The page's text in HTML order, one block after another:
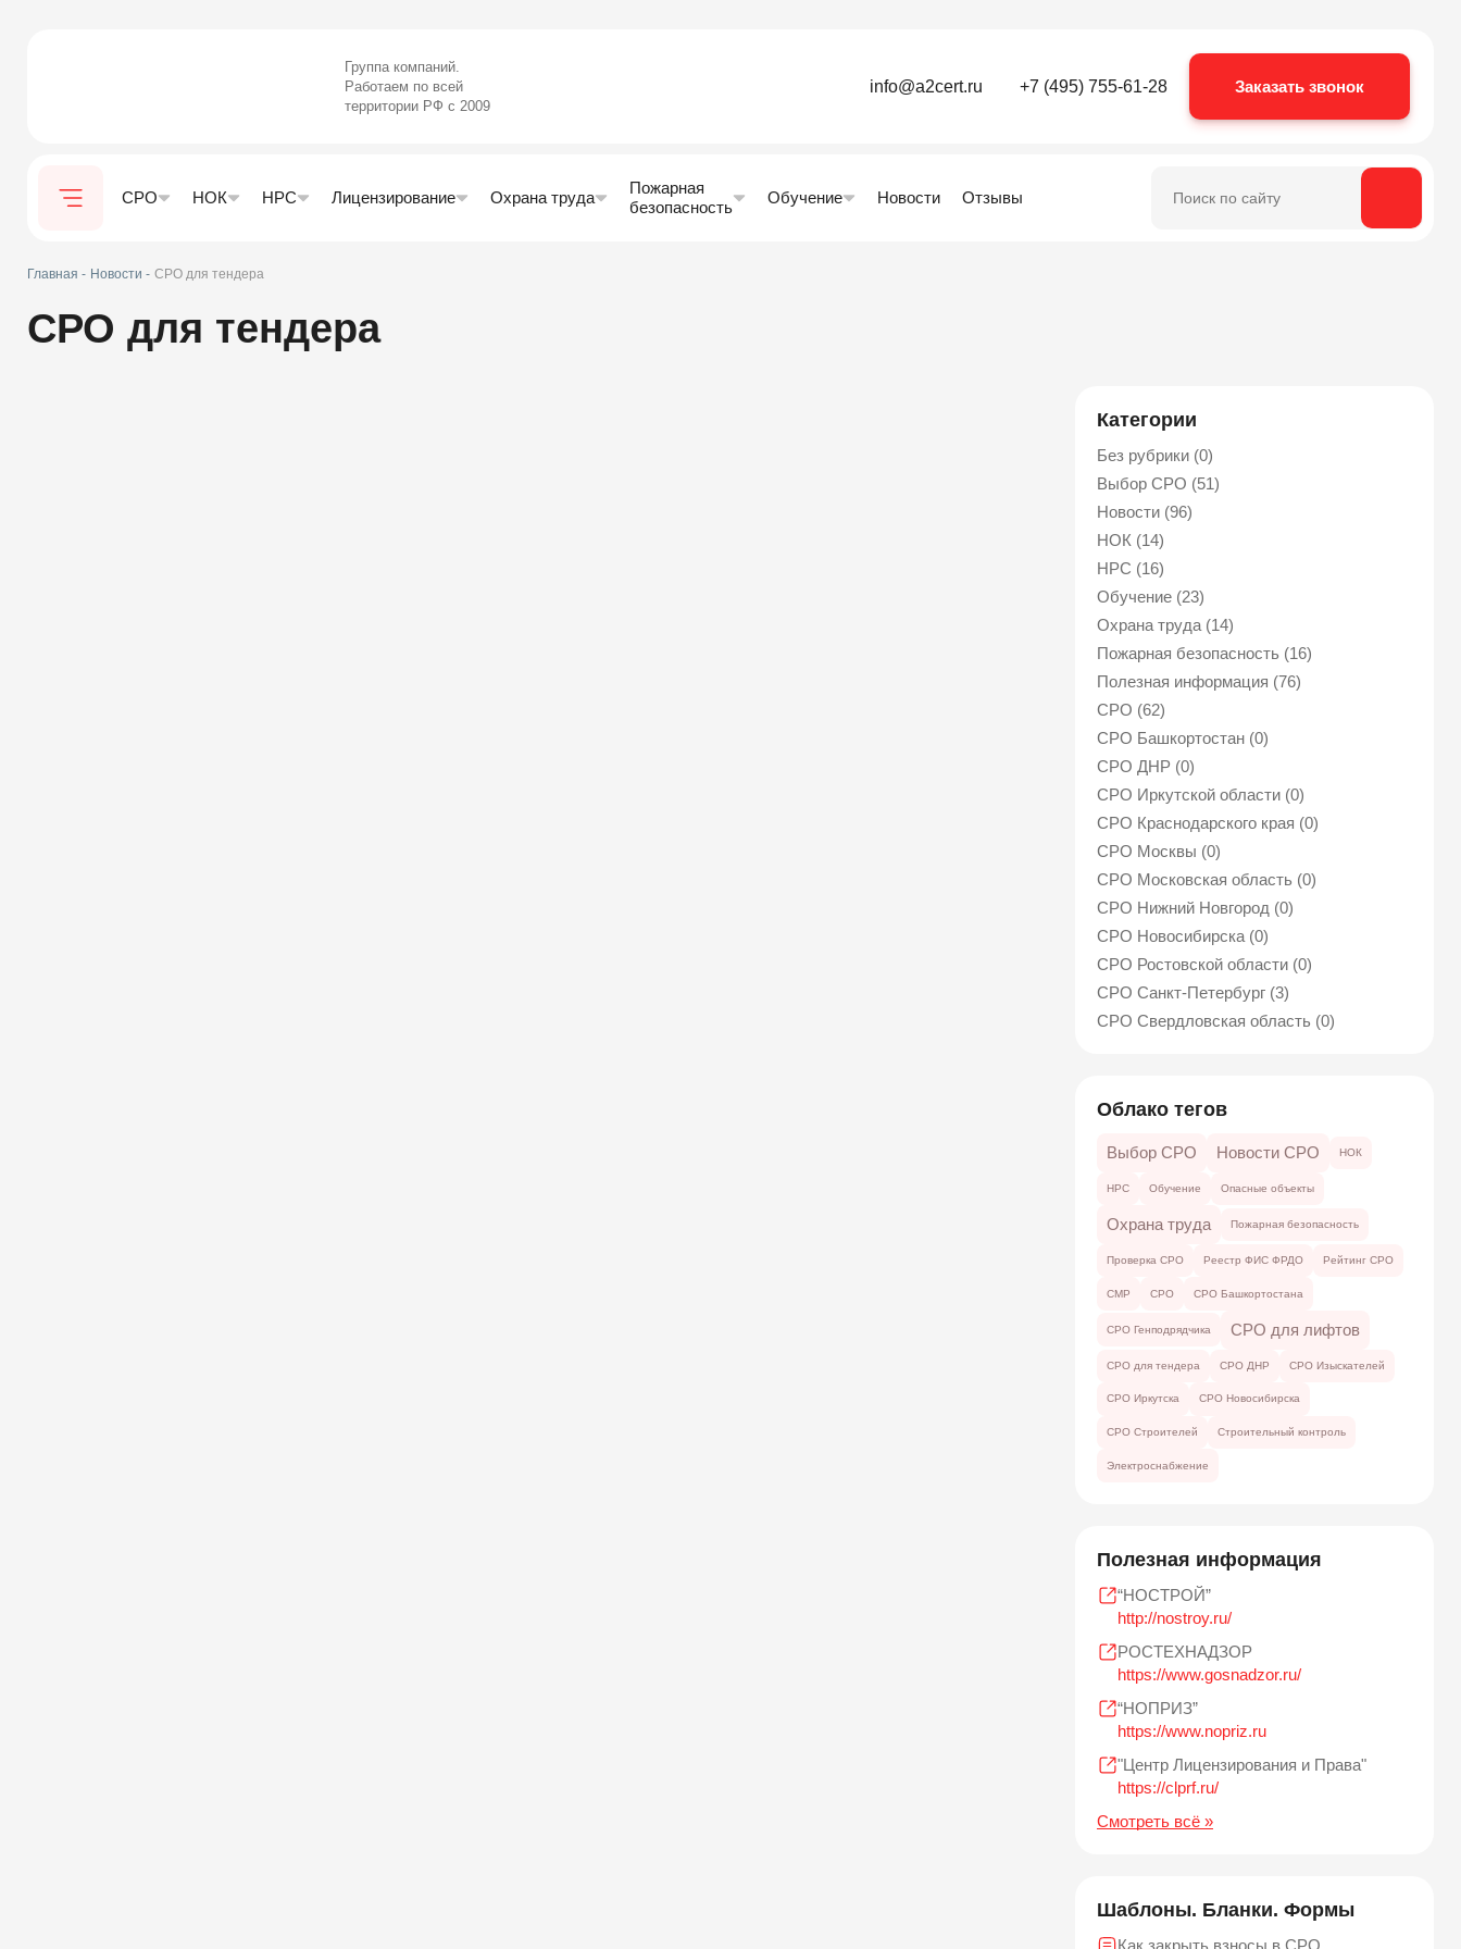
Группа компаний.
Работаем по всей
территории РФ с 2009
info@a2cert.ru +7 (495) 755-61-28 Заказать звонок
СРО НОК НРС Лицензирование Охрана труда
Пожарная
безопасность
Обучение Новости Отзывы
Главная - Новости - СРО для тендера
СРО для тендера
Категории
Без рубрики (0)
Выбор СРО (51)
Новости (96)
НОК (14)
НРС (16)
Обучение (23)
Охрана труда (14)
Пожарная безопасность (16)
Полезная информация (76)
СРО (62)
СРО Башкортостан (0)
СРО ДНР (0)
СРО Иркутской области (0)
СРО Краснодарского края (0)
СРО Москвы (0)
СРО Московская область (0)
СРО Нижний Новгород (0)
СРО Новосибирска (0)
СРО Ростовской области (0)
СРО Санкт-Петербург (3)
СРО Свердловская область (0)
Облако тегов
Выбор СРО Новости СРО НОК
НРС Обучение Опасные объекты
Охрана труда Пожарная безопасность
Проверка СРО Реестр ФИС ФРДО Рейтинг СРО
СМР СРО СРО Башкортостана
СРО Генподрядчика СРО для лифтов
СРО для тендера СРО ДНР СРО Изыскателей
СРО Иркутска СРО Новосибирска
СРО Строителей Строительный контроль
Электроснабжение
Полезная информация
“НОСТРОЙ”
http://nostroy.ru/
РОСТЕХНАДЗОР
https://www.gosnadzor.ru/
“НОПРИЗ”
https://www.nopriz.ru
"Центр Лицензирования и Права"
https://clprf.ru/
Смотреть всё »
Шаблоны. Бланки. Формы
Как закрыть взносы в СРО